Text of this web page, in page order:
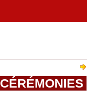
CÉRÉMONIES